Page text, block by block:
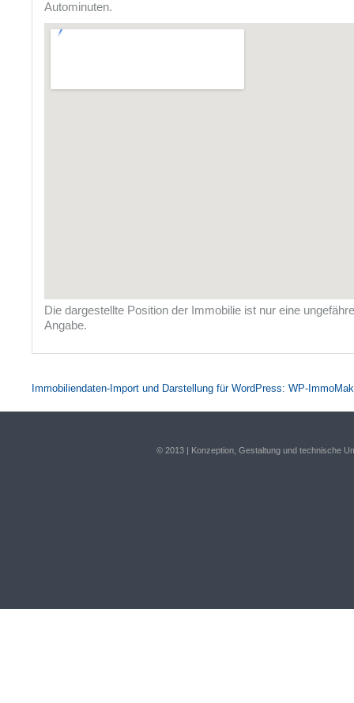
Autominuten.
Die dargestellte Position der Immobilie ist nur eine ungefähre
Angabe.
Immobiliendaten-Import und Darstellung für WordPress: WP-
© 2013 | Konzeption, Gestaltung und technische